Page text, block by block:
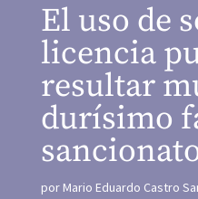
El uso de
licencia
resultar
durísimo
por Mario Eduardo Castro